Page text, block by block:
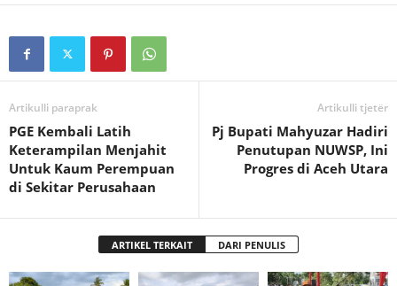
Artikulli paraprak
PGE Kembali Latih
Keterampilan Menjahit
Untuk Kaum Perempuan
di Sekitar Perusahaan
Artikulli tjetër
Pj Bupati Mahyuzar Hadiri
Penutupan NUWSP, Ini
Progres di Aceh Utara
ARTIKEL TERKAIT DARI PENULIS